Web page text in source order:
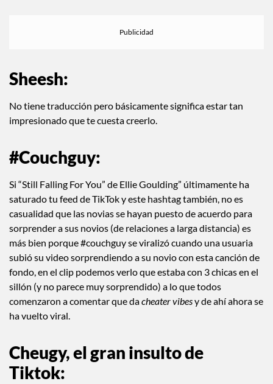
Sheesh:
No tiene traducción pero básicamente significa estar tan
impresionado que te cuesta creerlo.
#Couchguy:
Si “Still Falling For You” de Ellie Goulding” últimamente ha
saturado tu feed de TikTok y este hashtag también, no es
casualidad que las novias se hayan puesto de acuerdo para
sorprender a sus novios (de relaciones a larga distancia) es
más bien porque #couchguy se viralizó cuando una usuaria
subió su video sorprendiendo a su novio con esta canción de
fondo, en el clip podemos verlo que estaba con 3 chicas en el
sillón (y no parece muy sorprendido) a lo que todos
comenzaron a comentar que dacheater vibesy de ahí ahora se
ha vuelto viral.
Cheugy, el gran insulto de
Tiktok: